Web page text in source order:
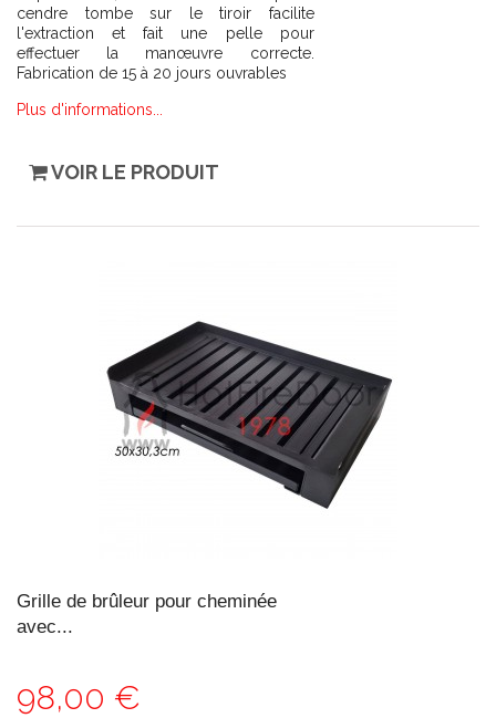
cendre tombe sur le tiroir facilite
l'extraction et fait une pelle pour
effectuer la manœuvre correcte.
Fabrication de 15 à 20 jours ouvrables
Plus d'informations...
VOIR LE PRODUIT
Grille de brûleur pour cheminée
avec...
98,00 €